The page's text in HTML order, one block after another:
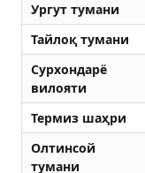
Ургут тумани
Тайлоқ тумани
Сурхондарё
вилояти
Термиз шаҳри
Олтинсой
тумани